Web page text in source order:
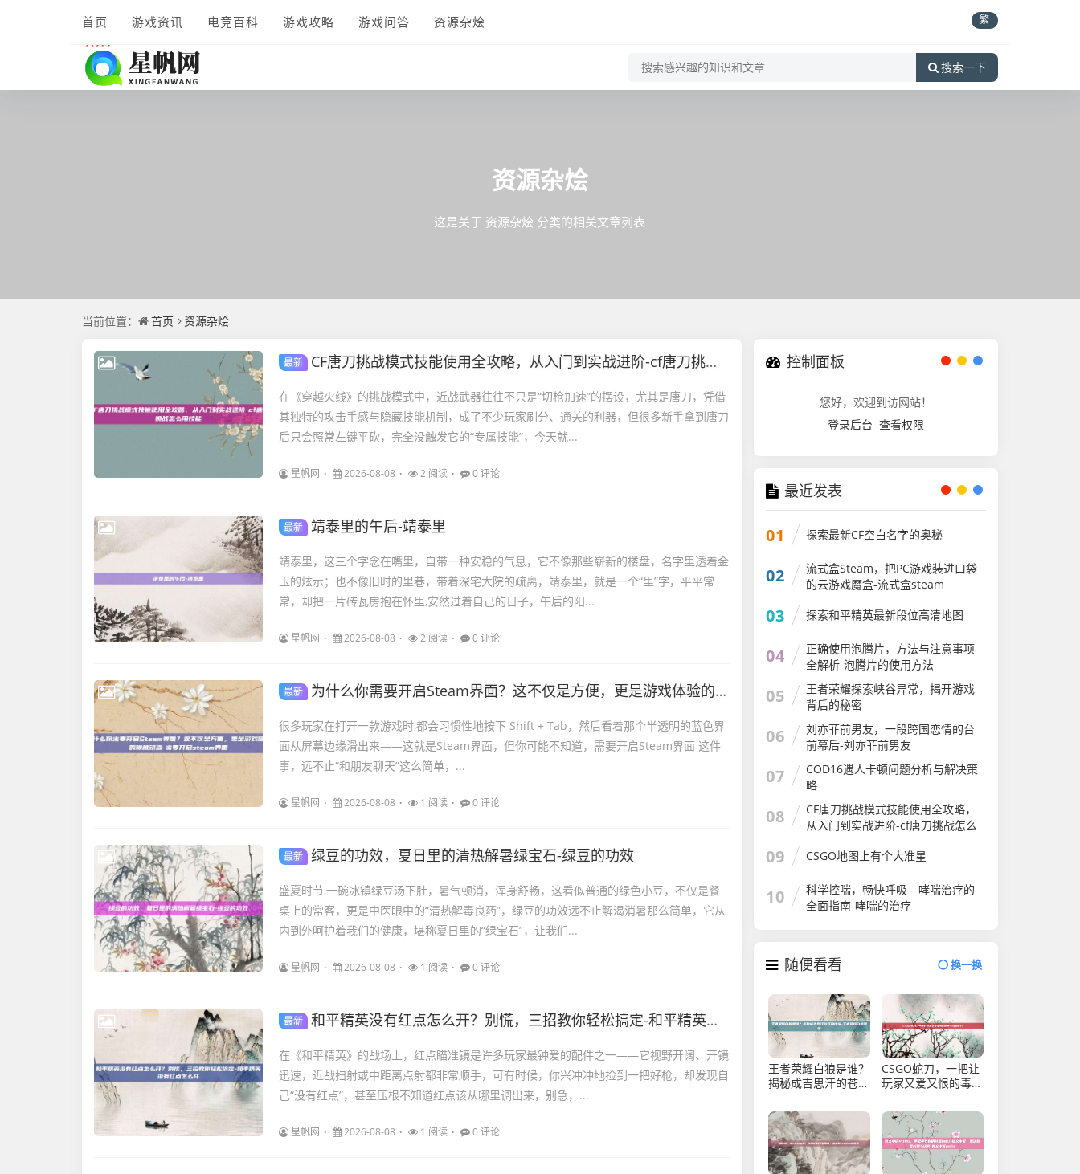
首页 游戏资讯 电竞百科 游戏攻略 游戏问答 资源杂烩 繁
搜索一下
资源杂烩
这是关于 资源杂烩 分类的相关文章列表
当前位置： 首页 资源杂烩
最新 CF唐刀挑战模式技能使用全攻略，从入门到实战进阶-cf唐刀挑战怎么用技能
在《穿越火线》的挑战模式中，近战武器往往不只是“切枪加速”的摆设，尤其是唐刀，凭借
其独特的攻击手感与隐藏技能机制，成了不少玩家刷分、通关的利器，但很多新手拿到唐刀
后只会照常左键平砍，完全没触发它的“专属技能”，今天就...
星帆网 2026-08-08 2 阅读 0 评论
最新 靖泰里的午后-靖泰里
靖泰里，这三个字念在嘴里，自带一种安稳的气息，它不像那些崭新的楼盘，名字里透着金
玉的炫示；也不像旧时的里巷，带着深宅大院的疏离，靖泰里，就是一个“里”字，平平常
常，却把一片砖瓦房抱在怀里,安然过着自己的日子，午后的阳...
星帆网 2026-08-08 2 阅读 0 评论
最新 为什么你需要开启Steam界面？这不仅是方便，更是游戏体验的隐藏钥匙-需要开启steam界面
很多玩家在打开一款游戏时,都会习惯性地按下 Shift + Tab，然后看着那个半透明的蓝色界
面从屏幕边缘滑出来——这就是Steam界面，但你可能不知道，需要开启Steam界面 这件
事，远不止“和朋友聊天”这么简单，...
星帆网 2026-08-08 1 阅读 0 评论
最新 绿豆的功效，夏日里的清热解暑绿宝石-绿豆的功效
盛夏时节,一碗冰镇绿豆汤下肚，暑气顿消，浑身舒畅，这看似普通的绿色小豆，不仅是餐
桌上的常客，更是中医眼中的“清热解毒良药”，绿豆的功效远不止解渴消暑那么简单，它从
内到外呵护着我们的健康，堪称夏日里的“绿宝石”，让我们...
星帆网 2026-08-08 1 阅读 0 评论
最新 和平精英没有红点怎么开？别慌，三招教你轻松搞定-和平精英没有红点怎么开
在《和平精英》的战场上，红点瞄准镜是许多玩家最钟爱的配件之一——它视野开阔、开镜
迅速，近战扫射或中距离点射都非常顺手，可有时候，你兴冲冲地捡到一把好枪，却发现自
己“没有红点”，甚至压根不知道红点该从哪里调出来，别急，...
星帆网 2026-08-08 1 阅读 0 评论
控制面板
您好，欢迎到访网站！
登录后台 查看权限
最近发表
01 探索最新CF空白名字的奥秘
02
流式盒Steam，把PC游戏装进口袋
的云游戏魔盒-流式盒steam
03 探索和平精英最新段位高清地图
04
正确使用泡腾片，方法与注意事项
全解析-泡腾片的使用方法
05
王者荣耀探索峡谷异常，揭开游戏
背后的秘密
06
刘亦菲前男友，一段跨国恋情的台
前幕后-刘亦菲前男友
07
COD16遇人卡顿问题分析与解决策
略
08
CF唐刀挑战模式技能使用全攻略，
从入门到实战进阶-cf唐刀挑战怎么
09 CSGO地图上有个大准星
10
科学控喘，畅快呼吸—哮喘治疗的
全面指南-哮喘的治疗
随便看看 换一换
王者荣耀白狼是谁？
揭秘成吉思汗的苍狼
传说-王者荣耀白狼
是谁
CSGO蛇刀，一把让
玩家又爱又恨的毒
牙-csgo蛇刀